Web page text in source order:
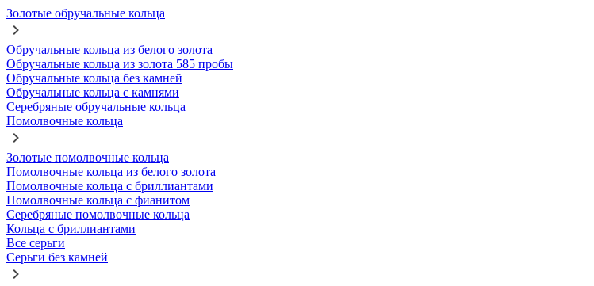
Золотые обручальные кольца
Обручальные кольца из белого золота
Обручальные кольца из золота 585 пробы
Обручальные кольца без камней
Обручальные кольца с камнями
Серебряные обручальные кольца
Помолвочные кольца
Золотые помолвочные кольца
Помолвочные кольца из белого золота
Помолвочные кольца с бриллиантами
Помолвочные кольца с фианитом
Серебряные помолвочные кольца
Кольца с бриллиантами
Все серьги
Серьги без камней